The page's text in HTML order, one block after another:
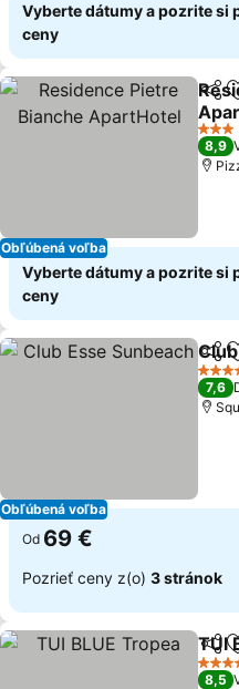
Vyberte dátumy a pozrite si
ceny
Obľúbená voľba
3
8,9
Vyberte dátumy a pozrite si
ceny
Obľúbená voľba
4
7,6
Od 69 €
Pozrieť ceny z(o) 3 stránok
TUI
4
8,5